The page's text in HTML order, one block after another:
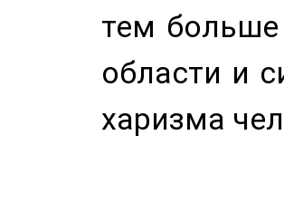
тем больше
области и
харизма